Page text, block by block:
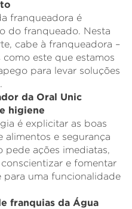
franqueadora é
do franqueado. Nesta
cabe à franqueadora –
este que estamos
para levar soluções
da Oral Unic
higiene
é explicitar as boas
alimentos e segurança
pede ações imediatas,
e fomentar
para uma funcionalidade
franquias da Água